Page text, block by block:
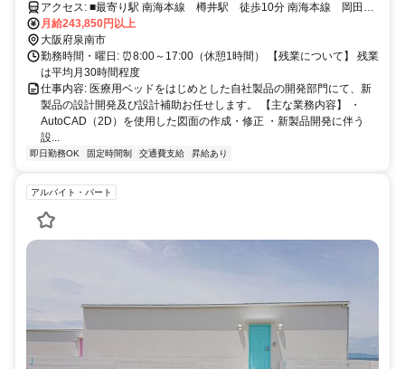
アクセス: ■最寄り駅 南海本線 樽井駅 徒歩10分 南海本線 岡田浦
駅 徒歩10分
月給243,850円以上
大阪府泉南市
勤務時間・曜日: ⏰8:00～17:00（休憩1時間） 【残業について】 残業
は平均月30時間程度
仕事内容: 医療用ベッドをはじめとした自社製品の開発部門にて、新
製品の設計開発及び設計補助お任せします。 【主な業務内容】 ・
AutoCAD（2D）を使用した図面の作成・修正 ・新製品開発に伴う
設...
即日勤務OK 固定時間制 交通費支給 昇給あり
アルバイト・パート